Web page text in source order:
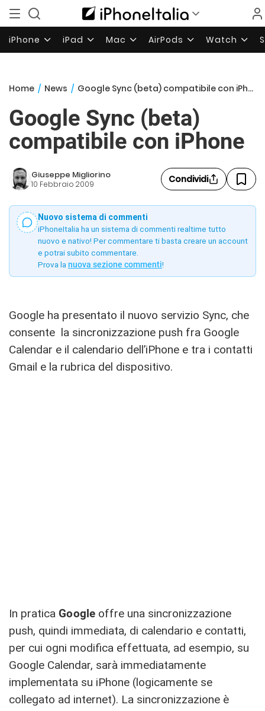
iPhone iPad Mac AirPods Watch
Home / News / Google Sync (beta) compatibile con iPhone
Google Sync (beta)
compatibile con iPhone
Giuseppe Migliorino
10 Febbraio 2009 Condividi
Nuovo sistema di commenti
iPhoneItalia ha un sistema di commenti realtime tutto
nuovo e nativo! Per commentare ti basta creare un account
e potrai subito commentare.
Prova la nuova sezione commenti!
Google ha presentato il nuovo servizio Sync, che
consente la sincronizzazione push fra Google
Calendar e il calendario dell’iPhone e tra i contatti
Gmail e la rubrica del dispositivo.
In pratica Google offre una sincronizzazione
push, quindi immediata, di calendario e contatti,
per cui ogni modifica effettuata, ad esempio, su
Google Calendar, sarà immediatamente
implementata su iPhone (logicamente se
collegato ad internet). La sincronizzazione è